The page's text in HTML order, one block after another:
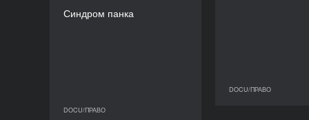
DOCU/ПРАВО
Синдром панка
DOCU/ПРАВО